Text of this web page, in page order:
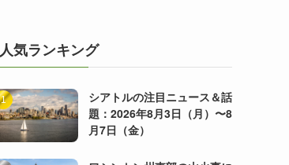
人気ランキング
シアトルの注目ニュース＆話
題：2026年8月3日（月）〜8
月7日（金）